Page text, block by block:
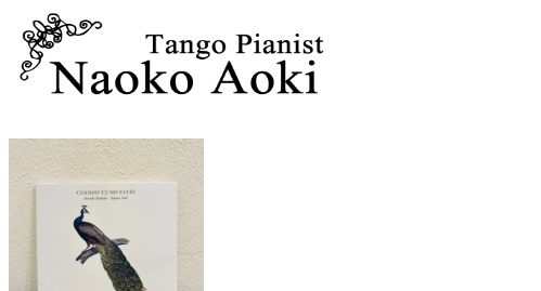
Profile
Live Information